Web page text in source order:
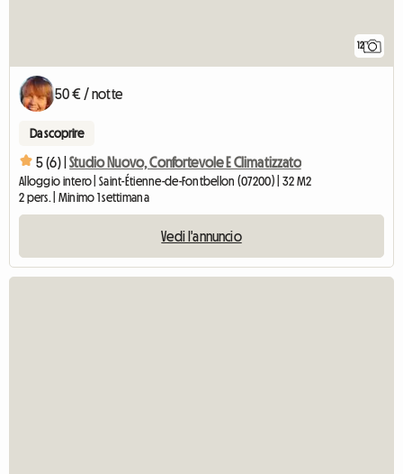
12
50 € / notte
Da scoprire
5 (6) | Studio Nuovo, Confortevole E Climatizzato
Alloggio intero | Saint-Étienne-de-Fontbellon (07200) | 32 M2
2 pers. | Minimo 1 settimana
Vedi l'annuncio